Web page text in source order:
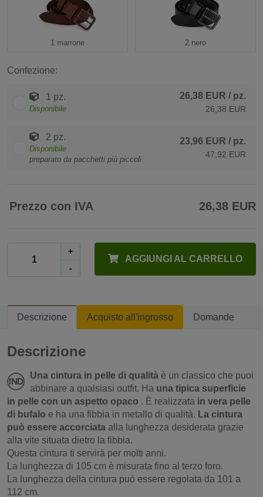
1 marrone 2 nero
Confezione:
1 pz.
Disponibile
26,38 EUR / pz.
26,38 EUR
2 pz.
Disponibile
preparato da pacchetti più piccoli
23,96 EUR / pz.
47,92 EUR
Prezzo con IVA 26,38 EUR
+
-
AGGIUNGI AL CARRELLO
Descrizione Acquisto all'ingrosso Domande
Descrizione
Una cintura in pelle di qualità è un classico che puoi
abbinare a qualsiasi outfit. Ha una tipica superficie
in pelle con un aspetto opaco . È realizzata in vera pelle
di bufalo e ha una fibbia in metallo di qualità. La cintura
può essere accorciata alla lunghezza desiderata grazie
alla vite situata dietro la fibbia.
Questa cintura ti servirà per molti anni.
La lunghezza di 105 cm è misurata fino al terzo foro.
La lunghezza della cintura può essere regolata da 101 a
112 cm.